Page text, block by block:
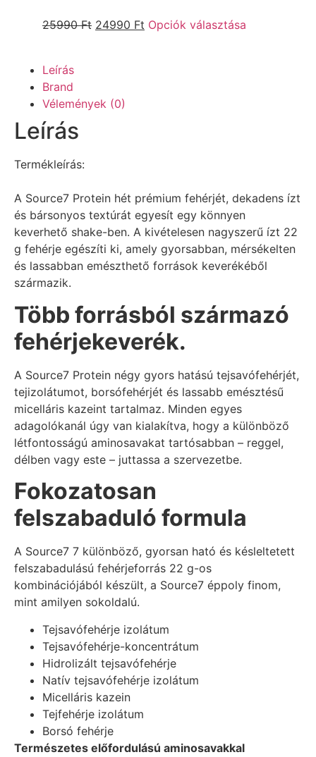
25990Ft 24990 Ft Opciók választása
Leírás
Brand
Vélemények (0)
Leírás
Termékleírás:
A Source7 Protein hét prémium fehérjét, dekadens ízt
és bársonyos textúrát egyesít egy könnyen
keverhető shake-ben. A kivételesen nagyszerű ízt 22
g fehérje egészíti ki, amely gyorsabban, mérsékelten
és lassabban emészthető források keverékéből
származik.
Több forrásból származó
fehérjekeverék.
A Source7 Protein négy gyors hatású tejsavófehérjét,
tejizolátumot, borsófehérjét és lassabb emésztésű
micelláris kazeint tartalmaz. Minden egyes
adagolókanál úgy van kialakítva, hogy a különböző
létfontosságú aminosavakat tartósabban – reggel,
délben vagy este – juttassa a szervezetbe.
Fokozatosan
felszabaduló formula
A Source7 7 különböző, gyorsan ható és késleltetett
felszabadulású fehérjeforrás 22 g-os
kombinációjából készült, a Source7 éppoly finom,
mint amilyen sokoldalú.
Tejsavófehérje izolátum
Tejsavófehérje-koncentrátum
Hidrolizált tejsavófehérje
Natív tejsavófehérje izolátum
Micelláris kazein
Tejfehérje izolátum
Borsó fehérje
Természetes előfordulású aminosavakkal